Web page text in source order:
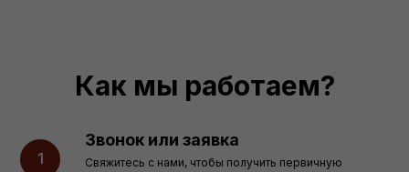
Как мы работаем?
Звонок или заявка
Свяжитесь с нами, чтобы получить первичную